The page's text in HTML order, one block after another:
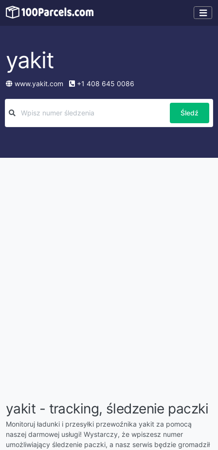
yakit
www.yakit.com +1 408 645 0086
Śledź
yakit - tracking, śledzenie paczki
Monitoruj ładunki i przesyłki przewoźnika yakit za pomocą
naszej darmowej usługi! Wystarczy, że wpiszesz numer
umożliwiający śledzenie paczki, a nasz serwis będzie gromadził